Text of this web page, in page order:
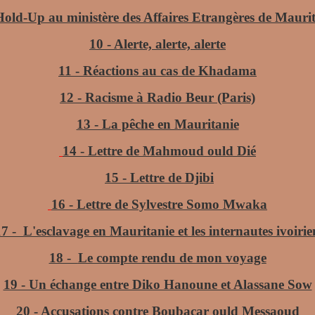
Up au ministère des Affaires Etrangères de
10 - Alerte, alerte, alerte
11 - Réactions au cas de Khadama
12 - Racisme à Radio Beur (Paris)
13 - La pêche en Mauritanie
14 - Lettre de Mahmoud ould Dié
15 - Lettre de Djibi
16 - Lettre de Sylvestre Somo Mwaka
- L'esclavage en Mauritanie et les internautes
18 - Le compte rendu de mon voyage
19 - Un échange entre Diko Hanoune et Alassane Sow
20 - Accusations contre Boubacar ould Messaoud